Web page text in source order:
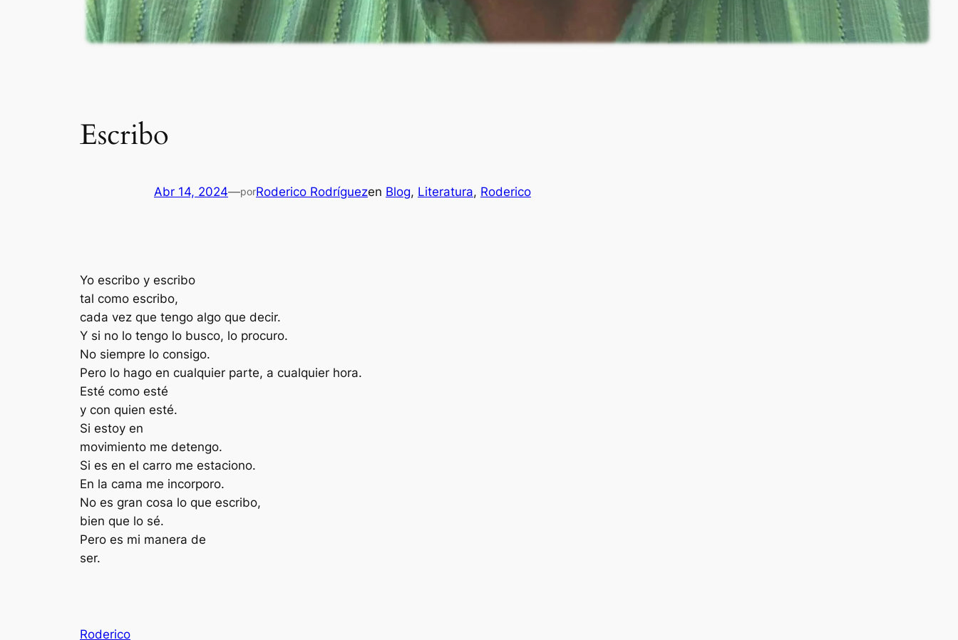
Escribo
Abr 14, 2024—porRoderico Rodríguezen Blog, Literatura, Roderico
Yo escribo y escribo
tal como escribo,
cada vez que tengo algo que decir.
Y si no lo tengo lo busco, lo procuro.
No siempre lo consigo.
Pero lo hago en cualquier parte, a cualquier hora.
Esté como esté
y con quien esté.
Si estoy en
movimiento me detengo.
Si es en el carro me estaciono.
En la cama me incorporo.
No es gran cosa lo que escribo,
bien que lo sé.
Pero es mi manera de
ser.
Roderico